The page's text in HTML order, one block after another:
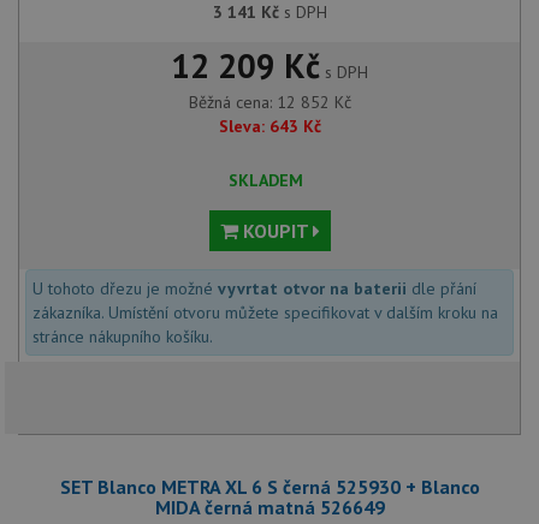
3 141 Kčs DPH
12 209 Kč s DPH
Běžná cena: 12 852 Kč
Sleva: 643 Kč
SKLADEM
KOUPIT
U tohoto dřezu je možné vyvrtat otvor na baterii dle přání
zákazníka. Umístění otvoru můžete specifikovat v dalším kroku na
stránce nákupního košíku.
SET Blanco METRA XL 6 S černá 525930 + Blanco
MIDA černá matná 526649